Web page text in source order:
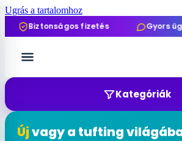
Ugrás a tartalomhoz
Biztonságos fizetés
Gyors
Kategóriák
Újvagy a tufting